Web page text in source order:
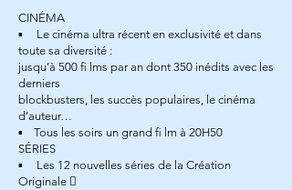
CINÉMA
▪ Le cinéma ultra récent en exclusivité et dans
toute sa diversité :
jusqu’à 500 ﬁ lms par an dont 350 inédits avec les
derniers
blockbusters, les succès populaires, le cinéma
d’auteur…
▪ Tous les soirs un grand ﬁ lm à 20H50
SÉRIES
▪ Les 12 nouvelles séries de la Création
Originale 